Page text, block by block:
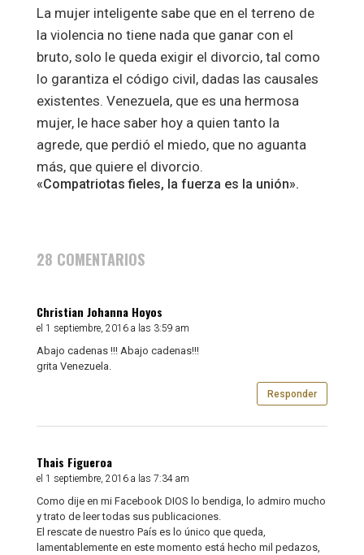
La mujer inteligente sabe que en el terreno de
la violencia no tiene nada que ganar con el
bruto, solo le queda exigir el divorcio, tal como
lo garantiza el código civil, dadas las causales
existentes. Venezuela, que es una hermosa
mujer, le hace saber hoy a quien tanto la
agrede, que perdió el miedo, que no aguanta
más, que quiere el divorcio.
«Compatriotas fieles, la fuerza es la unión».
28 COMENTARIOS
Christian Johanna Hoyos
el 1 septiembre, 2016 a las 3:59 am
Abajo cadenas !!! Abajo cadenas!!!
grita Venezuela.
Responder
Thais Figueroa
el 1 septiembre, 2016 a las 7:34 am
Como dije en mi Facebook DIOS lo bendiga, lo admiro mucho
y trato de leer todas sus publicaciones.
El rescate de nuestro País es lo único que queda,
lamentablemente en este momento está hecho mil pedazos,